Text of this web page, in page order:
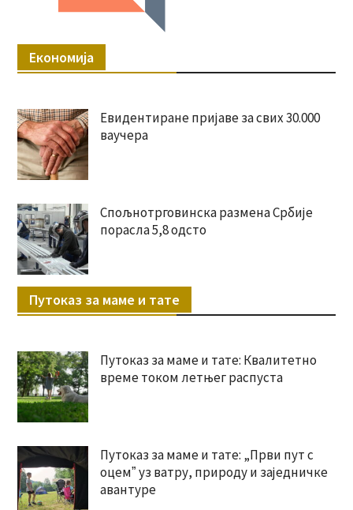
Економија
Евидентиране пријаве за свих 30.000
ваучера
Спољнотрговинска размена Србије
порасла 5,8 одсто
Путоказ за маме и тате
Путоказ за маме и тате: Квалитетно
време током летњег распуста
Путоказ за маме и тате: „Први пут с
оцемˮ уз ватру, природу и заједничке
авантуре